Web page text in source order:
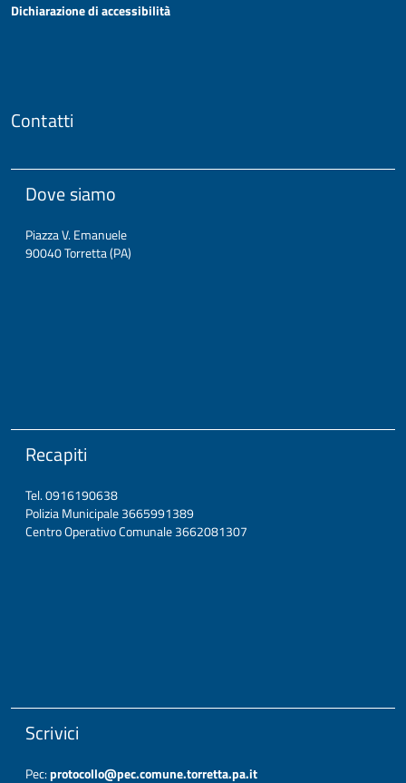
Dichiarazione di accessibilità
Contatti
Dove siamo
Piazza V. Emanuele
90040 Torretta (PA)
Recapiti
Tel. 0916190638
Polizia Municipale 3665991389
Centro Operativo Comunale 3662081307
Scrivici
Pec:protocollo@pec.comune.torretta.pa.it